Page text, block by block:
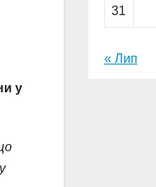
у
31
« Лип